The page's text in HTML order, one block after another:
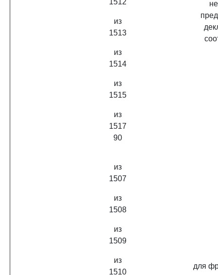
1512
из
1513
из
1514
из
1515
из
1517
90
из
1507
из
1508
из
1509
из
1510
для